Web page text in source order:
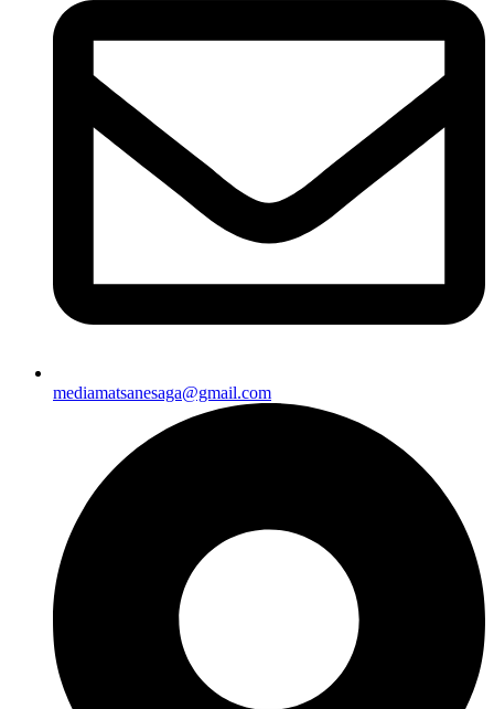
mediamatsanesaga@gmail.com